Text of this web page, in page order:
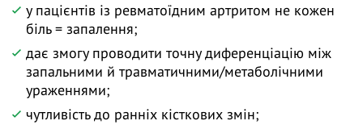
у пацієнтів із ревматоїдним артритом не кожен
біль = запалення;
дає змогу проводити точну диференціацію між
запальними й травматичними/метаболічними
ураженнями;
чутливість до ранніх кісткових змін;